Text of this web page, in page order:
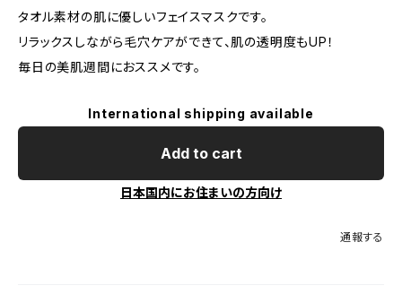
タオル素材の肌に優しいフェイスマスクです。
リラックスしながら毛穴ケアができて、肌の透明度もUP！
毎日の美肌週間におススメです。
International shipping available
Add to cart
日本国内にお住まいの方向け
通報する